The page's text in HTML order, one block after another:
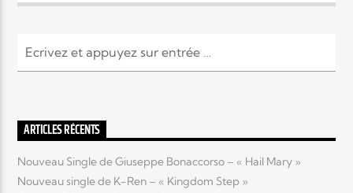
Elyon Kids
ARTICLES RÉCENTS
Nouveau Single de Giuseppe Bonaccorso – « Hail Mary »
Nouveau single de K-Ren – « Kingdom Step »